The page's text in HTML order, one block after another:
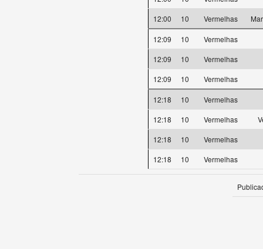
12:00
10 Vermelhas
12:09 10
Vermelhas
12:09
10
Vermelhas
12:09
10 Vermelhas
12:18 10
Vermelhas
12:18
10 Vermelhas
12:18
10
Vermelhas
12:18
10 Vermelhas